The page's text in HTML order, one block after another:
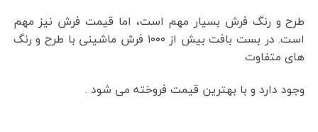
طرح و رنگ فرش بسیار مهم است، اما قیمت فرش نیز مهم
است. در بست بافت بیش از ۱۰۰۰ فرش ماشینی با طرح و رنگ
های متفاوت
وجود دارد و با بهترین قیمت فروخته می شود .